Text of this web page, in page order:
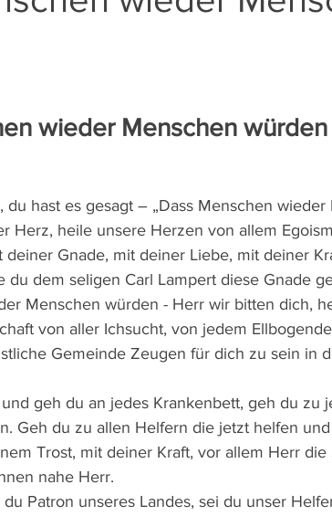
wieder Menschen würden
du hast es gesagt – „Dass Menschen wieder
Herz, heile unsere Herzen von allem
Gnade, mit deiner Liebe, mit deiner
du dem seligen Carl Lampert diese Gnade
Menschen würden - Herr wir bitten dich,
von aller Ichsucht, von jedem
Gemeinde Zeugen für dich zu sein in
geh du an jedes Krankenbett, geh du zu
Geh du zu allen Helfern die jetzt helfen
Trost, mit deiner Kraft, vor allem Herr
nahe Herr.
Patron unseres Landes, sei du unser